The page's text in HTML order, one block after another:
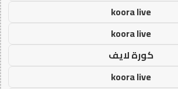
koora live
koora live
كورة لايف
koora live